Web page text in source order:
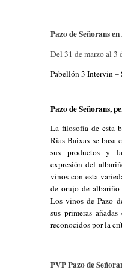
Pazo de Señorans
Del 31 de marzo al 3
Pabellón 3 Intervin –
Pazo de Señorans,
La filosofía de esta
Rías Baixas se basa
sus productos y
expresión del
vinos con esta
de orujo de albariño
Los vinos dePazo
sus primeras
reconocidos por la
PVP Pazo de